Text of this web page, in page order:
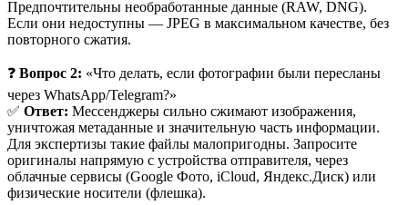
Предпочтительны необработанные данные (RAW, DNG).
Если они недоступны — JPEG в максимальном качестве, без
повторного сжатия.
❓ Вопрос 2: «Что делать, если фотографии были пересланы
через WhatsApp/Telegram?»
✅ Ответ: Мессенджеры сильно сжимают изображения,
уничтожая метаданные и значительную часть информации.
Для экспертизы такие файлы малопригодны. Запросите
оригиналы напрямую с устройства отправителя, через
облачные сервисы (Google Фото, iCloud, Яндекс.Диск) или
физические носители (флешка).